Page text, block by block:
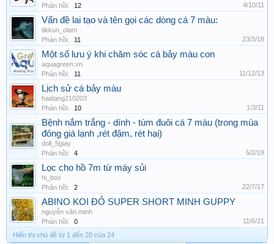
Phản hồi:
12 4/10/11
Vấn đề lai tạo và tên gọi các dòng cá 7 màu:
tikkun_olam
Phản hồi:
11 23/3/18
Một số lưu ý khi chăm sóc cá bảy màu con
aquagreen.vn
Phản hồi:
11 11/12/13
Lịch sử cá bảy màu
haidang210203
Phản hồi:
10 1/3/11
Bệnh nắm trắng - dính - túm đuôi cá 7 màu (trong mùa
đông giá lạnh ,rét đậm, rét hại)
doll_5giay
Phản hồi:
4 5/2/19
Lọc cho hồ 7m từ máy sủi
hi_box
Phản hồi:
2 22/7/17
ABINO KOI ĐỎ SUPER SHORT MINH GUPPY
nguyễn văn minh
Phản hồi:
0
11/6/21
Hiển thị chủ đề từ 1 đến 20 của 24